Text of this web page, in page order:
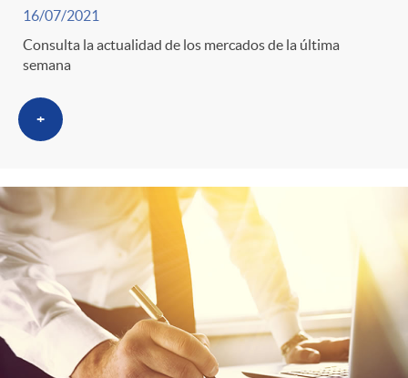
16/07/2021
Consulta la actualidad de los mercados de la última
semana
+